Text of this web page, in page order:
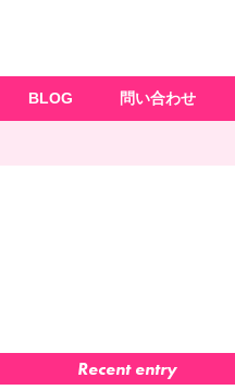
BLOG 問い合わせ
Recent entry